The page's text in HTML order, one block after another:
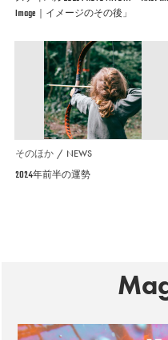
Image｜イメージのその後」
そのほか NEWS
2024年前半の運勢